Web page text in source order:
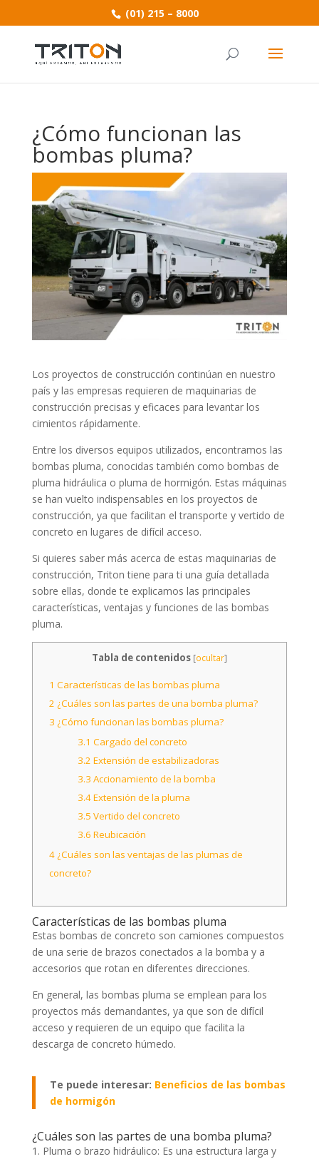
(01) 215 – 8000
¿Cómo funcionan las
bombas pluma?
Los proyectos de construcción continúan en nuestro
país y las empresas requieren de maquinarias de
construcción precisas y eficaces para levantar los
cimientos rápidamente.
Entre los diversos equipos utilizados, encontramos las
bombas pluma, conocidas también como bombas de
pluma hidráulica o pluma de hormigón. Estas máquinas
se han vuelto indispensables en los proyectos de
construcción, ya que facilitan el transporte y vertido de
concreto en lugares de difícil acceso.
Si quieres saber más acerca de estas maquinarias de
construcción, Triton tiene para ti una guía detallada
sobre ellas, donde te explicamos las principales
características, ventajas y funciones de las bombas
pluma.
Tabla de contenidos [ocultar]
1 Características de las bombas pluma
2 ¿Cuáles son las partes de una bomba pluma?
3 ¿Cómo funcionan las bombas pluma?
3.1 Cargado del concreto
3.2 Extensión de estabilizadoras
3.3 Accionamiento de la bomba
3.4Extensión de la pluma
3.5 Vertido del concreto
3.6 Reubicación
4 ¿Cuáles son las ventajas de las plumas de
concreto?
Características de las bombas pluma
Estas bombas de concreto son camiones compuestos
de una serie de brazos conectados a la bomba y a
accesorios que rotan en diferentes direcciones.
En general, las bombas pluma se emplean para los
proyectos más demandantes, ya que son de difícil
acceso y requieren de un equipo que facilita la
descarga de concreto húmedo.
Te puede interesar: Beneficios de las bombas
de hormigón
¿Cuáles son las partes de una bomba pluma?
Pluma o brazo hidráulico: Es una estructura larga y